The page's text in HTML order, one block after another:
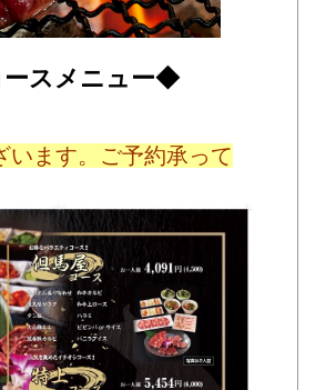
スメニュー◆
います。ご予約承って